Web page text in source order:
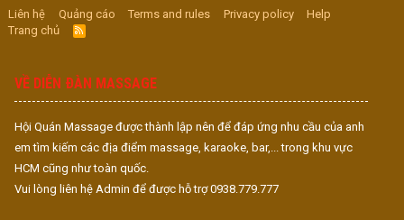
Liên hệ
Quảng cáo Terms and rules Privacy policy
Help
Trang chủ
R
S
VỀ DIỄN ĐÀN MASSAGE
Hội Quán Massage được thành lập nên để đáp ứng nhu cầu của anh
em tìm kiếm các địa điểm massage, karaoke, bar,... trong khu vực
HCM cũng như toàn quốc.
Vui lòng liên hệ Admin để được hỗ trợ 0938.779.777